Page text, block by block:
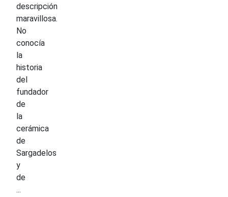
descripción
maravillosa.
No
conocía
la
historia
del
fundador
de
la
cerámica
de
Sargadelos
y
de
...